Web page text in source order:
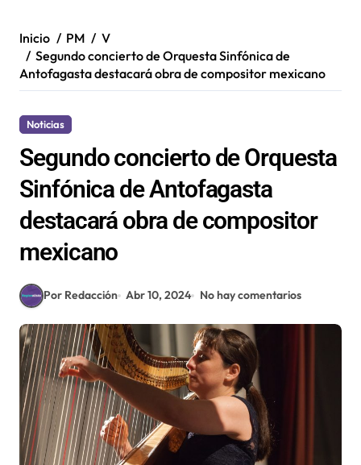
Inicio PM
V
Segundo concierto de Orquesta Sinfónica de
Antofagasta destacará obra de compositor mexicano
Noticias
Segundo concierto de Orquesta
Sinfónica de Antofagasta
destacará obra de compositor
mexicano
Por Redacción Abr 10, 2024 No hay comentarios